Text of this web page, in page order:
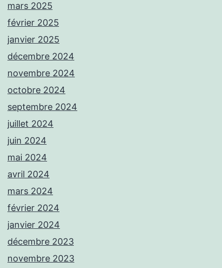
mars 2025
février 2025
janvier 2025
décembre 2024
novembre 2024
octobre 2024
septembre 2024
juillet 2024
juin 2024
mai 2024
avril 2024
mars 2024
février 2024
janvier 2024
décembre 2023
novembre 2023